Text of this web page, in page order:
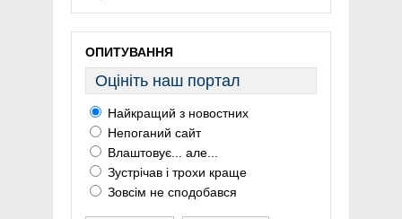
ОПИТУВАННЯ
Оцініть наш портал
Найкращий з новостних
Непоганий сайт
Влаштовує... але...
Зустрічав і трохи краще
Зовсім не сподобався